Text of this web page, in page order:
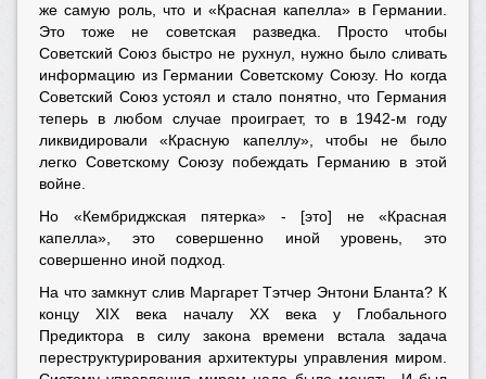
же самую роль, что и «Красная капелла» в Германии.
Это тоже не советская разведка. Просто чтобы
Советский Союз быстро не рухнул, нужно было сливать
информацию из Германии Советскому Союзу. Но когда
Советский Союз устоял и стало понятно, что Германия
теперь в любом случае проиграет, то в 1942-м году
ликвидировали «Красную капеллу», чтобы не было
легко Советскому Союзу побеждать Германию в этой
войне.
Но «Кембриджская пятерка» - [это] не «Красная
капелла», это совершенно иной уровень, это
совершенно иной подход.
На что замкнут слив Маргарет Тэтчер Энтони Бланта? К
концу XIX века началу XX века у Глобального
Предиктора в силу закона времени встала задача
переструктурирования архитектуры управления миром.